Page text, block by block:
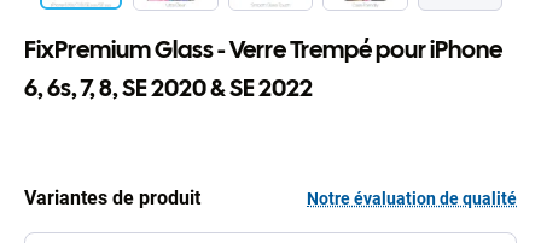
FixPremium Glass - Verre Trempé pour iPhone
6, 6s, 7, 8, SE 2020 & SE 2022
Variantes de produit Notre évaluation de qualité